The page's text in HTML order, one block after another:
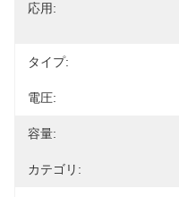
応用:
タイプ:
電圧:
容量:
カテゴリ: